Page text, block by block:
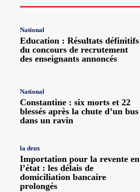
National
Education : Résultats définitifs
du concours de recrutement
des enseignants annoncés
National
Constantine : six morts et 22
blessés après la chute d’un bus
dans un ravin
la deux
Importation pour la revente en
l’état : les délais de
domiciliation bancaire
prolongés